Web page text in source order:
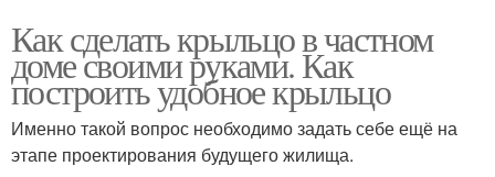
Как сделать крыльцо в частном
доме своими руками. Как
построить удобное крыльцо
Именно такой вопрос необходимо задать себе ещё на
этапе проектирования будущего жилища.